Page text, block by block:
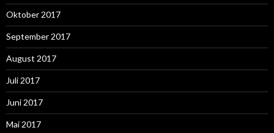
Oktober 2017
September 2017
August 2017
Juli 2017
Juni 2017
Mai 2017